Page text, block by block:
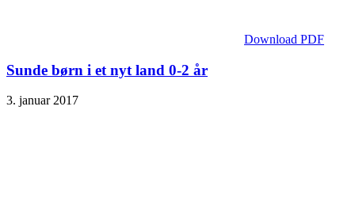
Download PDF
Sunde børn i et nyt land 0-2 år
3. januar 2017